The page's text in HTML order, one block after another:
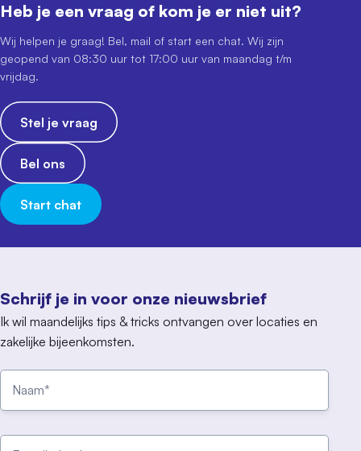
Schrijf je in voor onze nieuwsbrief
Ik wil maandelijks tips & tricks ontvangen over locaties en
zakelijke bijeenkomsten.
Heb je een vraag of kom je er niet uit?
Wij helpen je graag! Bel, mail of start een chat. Wij zijn
geopend van 08:30 uur tot 17:00 uur van maandag t/m
vrijdag.
Stel je vraag
Bel ons
Start chat